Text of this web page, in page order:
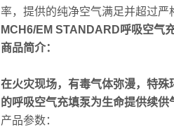
率，提供的纯净空气满足并超过严
MCH6/EM STANDARD呼吸空气
商品简介：
在火灾现场，有毒气体弥漫，特
的呼吸空气充填泵为生命提供续供
产品参数：